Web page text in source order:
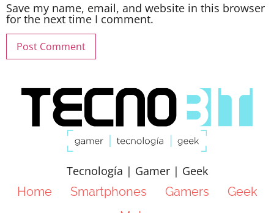
Save my name, email, and website in this browser
for the next time I comment.
Tecnología | Gamer | Geek
Home
Smartphones Gamers
Geek